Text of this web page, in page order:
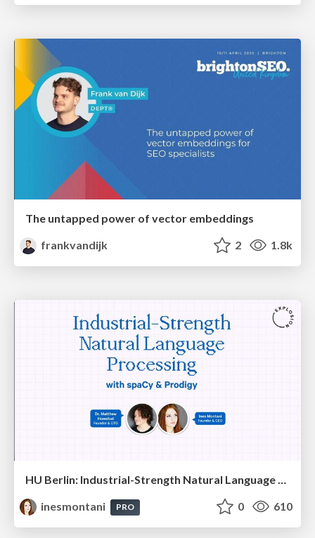
The untapped power of vector embeddings
frankvandijk
2 1.8k
HU Berlin: Industrial-Strength Natural Language Processing with spaCy and Prodigy
inesmontani
PRO 0 610